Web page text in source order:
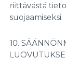
riittävästä
suojaamiseksi.
10.